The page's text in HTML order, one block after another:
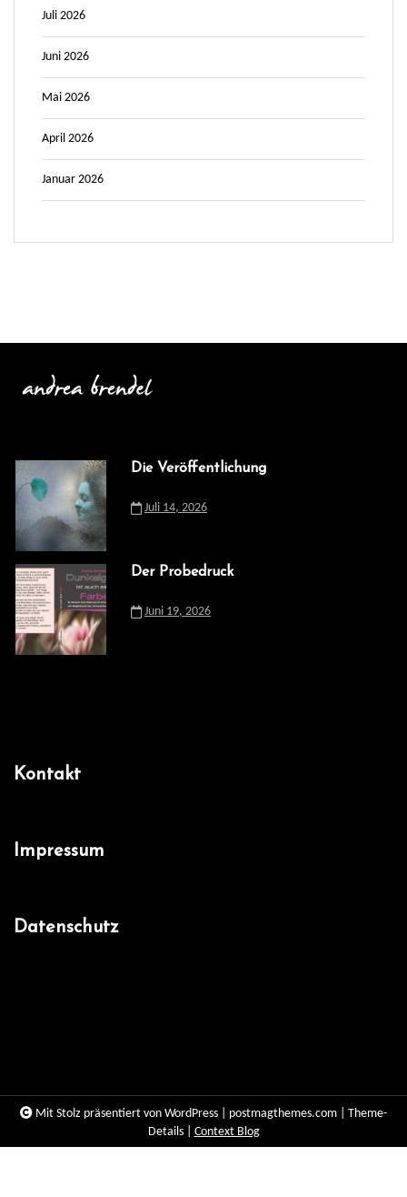
Juli 2026
Juni 2026
Mai 2026
April 2026
Januar 2026
Die Veröffentlichung
Juli 14, 2026
Der Probedruck
Juni 19, 2026
Kontakt
Impressum
Datenschutz
Mit Stolz präsentiert von WordPress postmagthemes.com
Theme-
Details
Context Blog